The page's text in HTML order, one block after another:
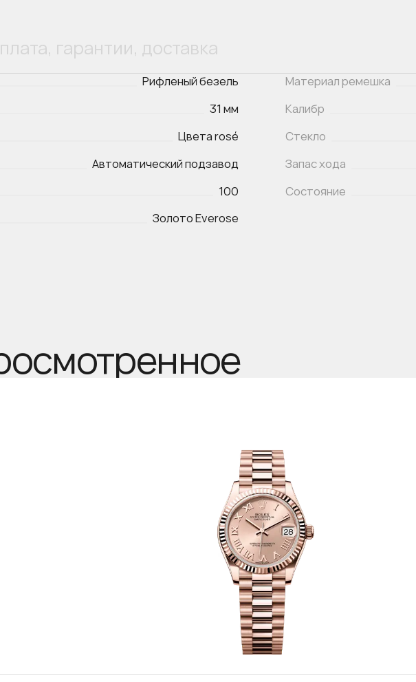
гарантии, доставка
Рифленый безель
31 мм
Цвета rosé
Автоматический подзавод
100
Золото Everose
Материал ремешка
Калибр
Стекло
Запас хода
Состояние